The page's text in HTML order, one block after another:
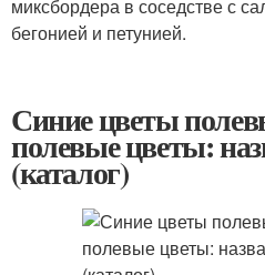
миксбордера в соседстве с
бегонией и петунией.
Синие цветы
полевые цветы:
(каталог)